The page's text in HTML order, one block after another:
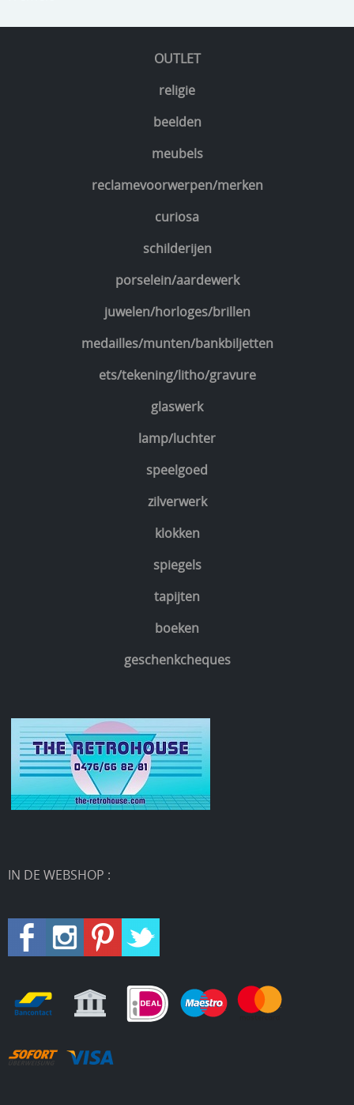
OUTLET
religie
beelden
meubels
reclamevoorwerpen/merken
curiosa
schilderijen
porselein/aardewerk
juwelen/horloges/brillen
medailles/munten/bankbiljetten
ets/tekening/litho/gravure
glaswerk
lamp/luchter
speelgoed
zilverwerk
klokken
spiegels
tapijten
boeken
geschenkcheques
IN DE WEBSHOP :